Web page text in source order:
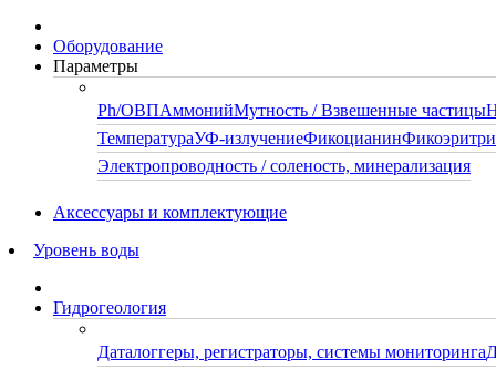
Оборудование
Параметры
Ph/ОВПАммонийМутность / Взвешенные частицы
ТемператураУФ-излучениеФикоцианин
Электропроводность / соленость, минерализация
Аксессуары и комплектующие
Уровень воды
Гидрогеология
Даталоггеры, регистраторы, системы мониторинга